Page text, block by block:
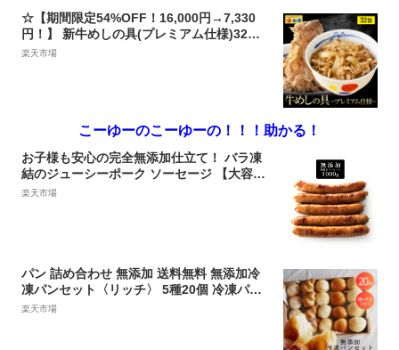
☆【期間限定54%OFF！16,000円→7,330
円！】 新牛めしの具(プレミアム仕様)32個
セット【牛丼の具】 松屋 時短 牛めし お取
楽天市場
こーゆーのこーゆーの！！！助かる！
お子様も安心の完全無添加仕立て！ バラ凍
結のジューシーポーク ソーセージ 【大容量
1kg】【冷凍のみ】【knr】 無添加 ソーセ
楽天市場
パン 詰め合わせ 無添加 送料無料 無添加冷
凍パンセット〈リッチ〉 5種20個 冷凍パン
詰め合わせ パン 冷凍 国産小麦 安心 安全 美
楽天市場